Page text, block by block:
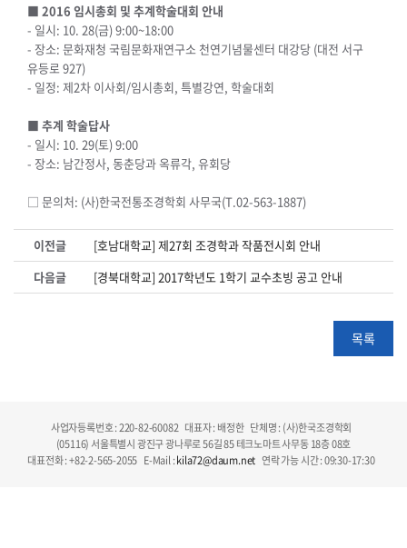
■ 2016 임시총회 및 추계학술대회 안내
- 일시: 10. 28(금) 9:00~18:00
- 장소: 문화재청 국림문화재연구소 천연기념물센터 대강당 (대전 서구
유등로 927)
- 일정: 제2차 이사회/임시총회, 특별강연, 학술대회
■ 추계 학술답사
- 일시: 10. 29(토) 9:00
- 장소: 남간정사, 동춘당과 옥류각, 유회당
□ 문의처: (사)한국전통조경학회 사무국(T.02-563-1887)
이전글
[호남대학교] 제27회 조경학과 작품전시회 안내
다음글
[경북대학교] 2017학년도 1학기 교수초빙 공고 안내
목록
사업자등록번호 : 220-82-60082 대표자 : 배정한 단체명 : (사)한국조경학회
(05116) 서울특별시 광진구 광나루로 56길 85 테크노마트 사무동 18층 08호
대표전화 : +82-2-565-2055 E-Mail :kila72@daum.net 연락 가능 시간 : 09:30-17:30